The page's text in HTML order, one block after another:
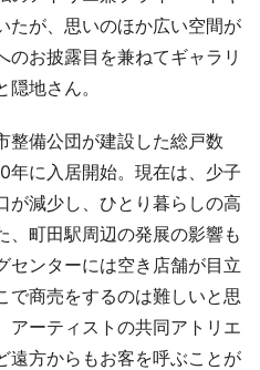
たが、思いのほか広い空間が
のお披露目を兼ねてギャラリ
地さん。
備公団が建設した総戸数
に入居開始。現在は、少子
が減少し、ひとり暮らしの高
、町田駅周辺の発展の影響も
センターには空き店舗が目立
で商売をするのは難しいと思
アーティストの共同アトリエ
遠方からもお客を呼ぶことが